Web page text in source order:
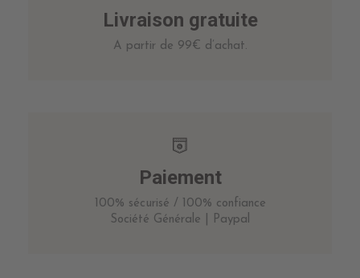
Livraison gratuite
A partir de 99€ d’achat.
Paiement
100% sécurisé / 100% confiance
Société Générale | Paypal